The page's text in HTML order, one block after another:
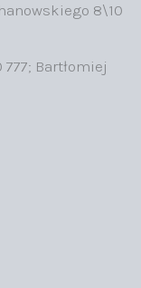
8\10
Bartłomiej